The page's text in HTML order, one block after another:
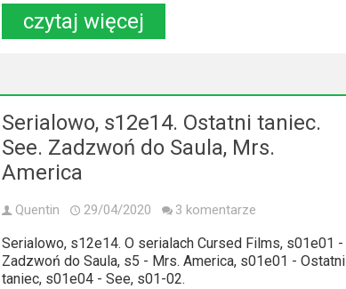
czytaj więcej
Serialowo, s12e14. Ostatni taniec.
See. Zadzwoń do Saula, Mrs.
America
Quentin 29/04/2020 3 komentarze
Serialowo, s12e14. O serialach Cursed Films, s01e01 -
Zadzwoń do Saula, s5 - Mrs. America, s01e01 - Ostatni
taniec, s01e04 - See, s01-02.